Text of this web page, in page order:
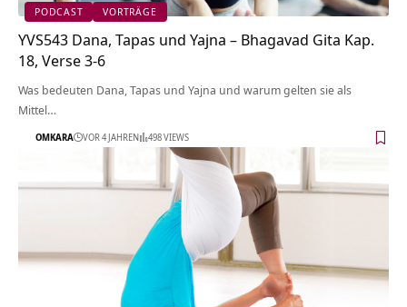
PODCAST VORTRÄGE
YVS543 Dana, Tapas und Yajna – Bhagavad Gita Kap.
18, Verse 3-6
Was bedeuten Dana, Tapas und Yajna und warum gelten sie als
Mittel…
OMKARA VOR 4 JAHREN 498 VIEWS